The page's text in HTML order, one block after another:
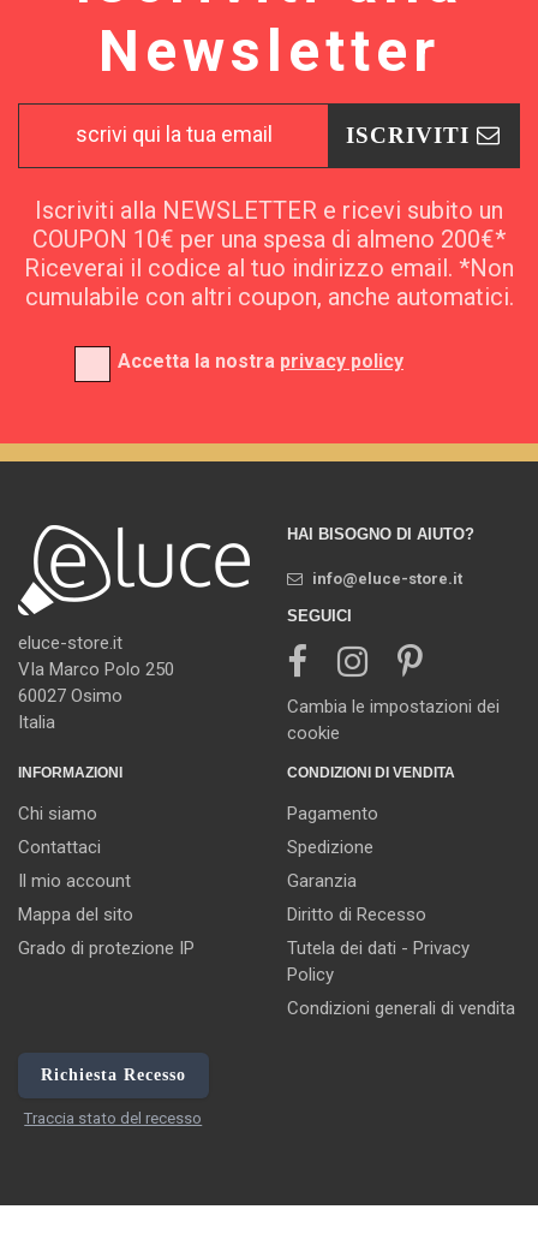
Newsletter
ISCRIVITI
Iscriviti alla NEWSLETTER e ricevi subito un
COUPON 10€ per una spesa di almeno 200€*
Riceverai il codice al tuo indirizzo email. *Non
cumulabile con altri coupon, anche automatici.
Accetta la nostra privacy policy
eluce-store.it
VIa Marco Polo 250
60027 Osimo
Italia
HAI BISOGNO DI AIUTO?
info@eluce-store.it
SEGUICI
Cambia le impostazioni dei
cookie
INFORMAZIONI
Chi siamo
Contattaci
Il mio account
Mappa del sito
Grado di protezione IP
CONDIZIONI DI VENDITA
Pagamento
Spedizione
Garanzia
Diritto di Recesso
Tutela dei dati - Privacy
Policy
Condizioni generali di vendita
Richiesta Recesso
Traccia stato del recesso